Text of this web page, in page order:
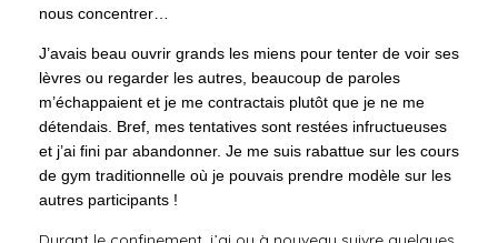
nous concentrer…
J’avais beau ouvrir grands les miens pour tenter de voir ses
lèvres ou regarder les autres, beaucoup de paroles
m’échappaient et je me contractais plutôt que je ne me
détendais. Bref, mes tentatives sont restées infructueuses
et j’ai fini par abandonner. Je me suis rabattue sur les cours
de gym traditionnelle où je pouvais prendre modèle sur les
autres participants !